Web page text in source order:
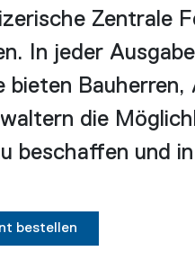
Zentrale
In jeder
bieten
die
beschaffen und
bestellen